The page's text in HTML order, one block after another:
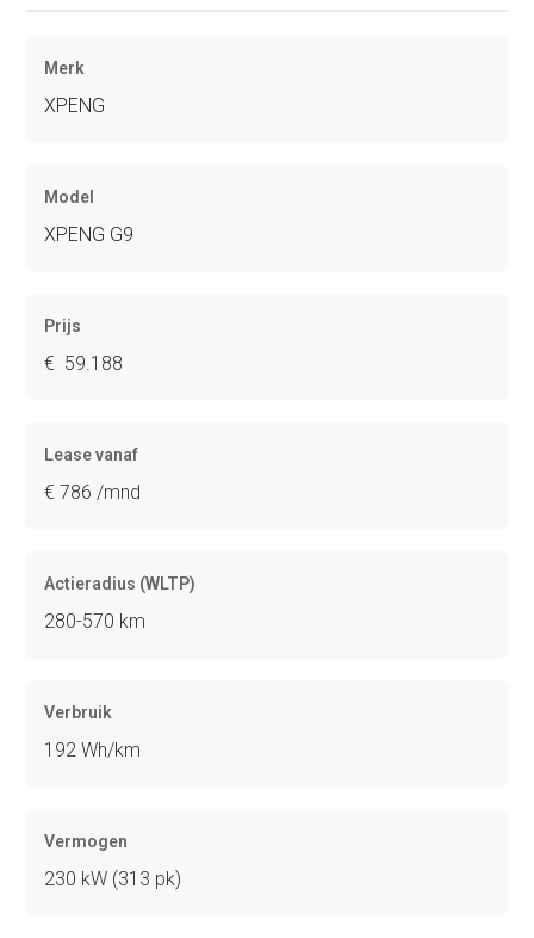
Merk
XPENG
Model
XPENG G9
Prijs
€ 59.188
Lease vanaf
€ 786 /mnd
Actieradius (WLTP)
280-570 km
Verbruik
192 Wh/km
Vermogen
230 kW (313 pk)